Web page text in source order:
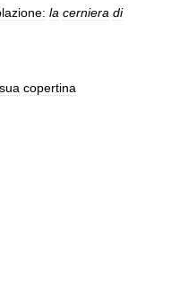
la cerniera di
sua copertina